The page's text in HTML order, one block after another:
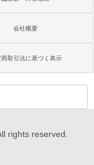
会社概要
商取引法に基づく表示
rights reserved.